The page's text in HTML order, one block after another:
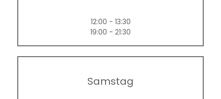
12:00 - 13:30
19:00 - 21:30
Samstag